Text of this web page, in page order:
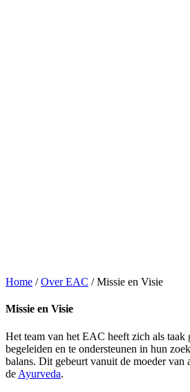
Home /Over EAC /Missie en Visie
Missie en Visie
Het team van het EAC heeft zich als taak
begeleiden en te ondersteunen in hun
balans. Dit gebeurt vanuit de moeder van
de Ayurveda.